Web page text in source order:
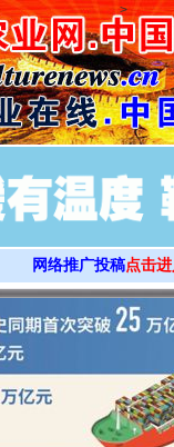
>
网络推广投稿点击